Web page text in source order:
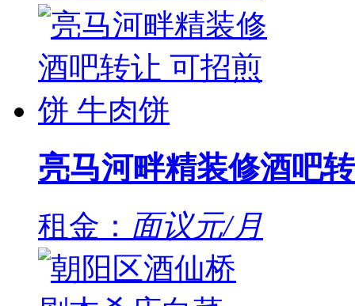
亮马河畔精装修酒吧
租金： 面议元/月